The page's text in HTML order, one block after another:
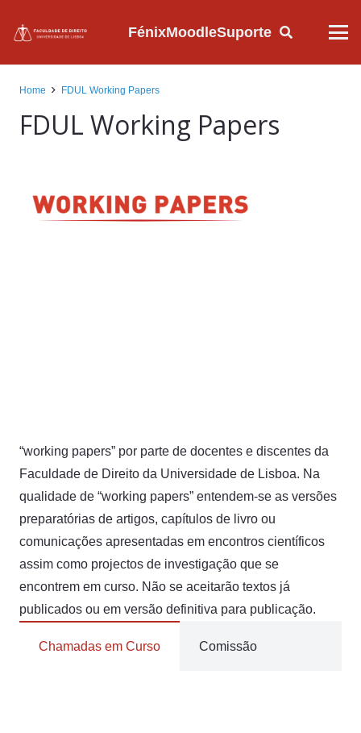
FénixMoodleSuporte
Home FDUL Working Papers
FDUL Working Papers
“working papers” por parte de docentes e discentes da
Faculdade de Direito da Universidade de Lisboa. Na
qualidade de “working papers” entendem-se as versões
preparatórias de artigos, capítulos de livro ou
comunicações apresentadas em encontros científicos
assim como projectos de investigação que se
encontrem em curso. Não se aceitarão textos já
publicados ou em versão definitiva para publicação.
Chamadas em Curso Comissão